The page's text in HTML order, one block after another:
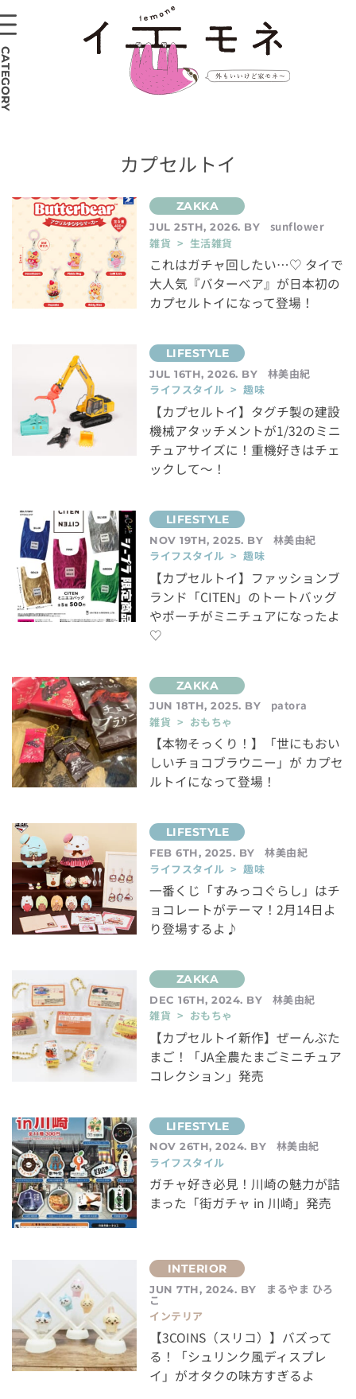
カプセルトイ
JUL 25TH, 2026. BY
sunflower
雑貨 > 生活雑貨
これはガチャ回したい…♡ タイで
大人気『バターベア』が日本初の
カプセルトイになって登場！
JUL 16TH, 2026. BY
林美由紀
ライフスタイル > 趣味
【カプセルトイ】タグチ製の建設
機械アタッチメントが1/32のミニ
チュアサイズに！重機好きはチェ
ックして～！
NOV 19TH, 2025. BY
林美由紀
ライフスタイル > 趣味
【カプセルトイ】ファッションブ
ランド「CITEN」のトートバッグ
やポーチがミニチュアになったよ
♡
JUN 18TH, 2025. BY
patora
雑貨 > おもちゃ
【本物そっくり！】「世にもおい
しいチョコブラウニー」が カプセ
ルトイになって登場！
FEB 6TH, 2025. BY
林美由紀
ライフスタイル > 趣味
一番くじ「すみっコぐらし」はチ
ョコレートがテーマ！2月14日よ
り登場するよ♪
DEC 16TH, 2024. BY
林美由紀
雑貨 > おもちゃ
【カプセルトイ新作】ぜーんぶた
まご！「JA全農たまごミニチュア
コレクション」発売
NOV 26TH, 2024. BY
林美由紀
ライフスタイル
ガチャ好き必見！川崎の魅力が詰
まった「街ガチャ in 川崎」発売
JUN 7TH, 2024. BY まるやま ひろ
こ
インテリア
【3COINS（スリコ）】バズって
る！「シュリンク風ディスプレ
イ」がオタクの味方すぎるよ